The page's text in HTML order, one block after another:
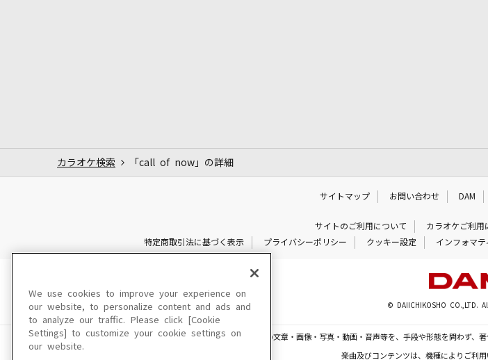
カラオケ検索 「call of now」の詳細
サイトマップ お問い合わせ DAM
サイトのご利用について カラオケご利用
特定商取引法に基づく表示
プライバシーポリシー クッキー設定 インフォマ
© DAIICHIKOSHO CO.,LTD.
このサイトに掲載されている一切の文章・画像・写真・動画・音声等を、手段や形態を問わず、
楽曲及びコンテンツは、機種によりご利用
We use cookies to improve your experience on
our website, to personalize content and ads and
to analyze our traffic. Please click [Cookie
Settings] to customize your cookie settings on
our website.